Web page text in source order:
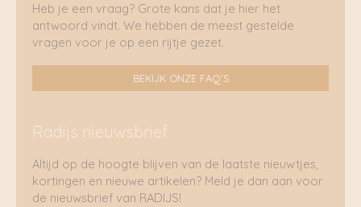
Heb je een vraag? Grote kans dat je hier het
antwoord vindt. We hebben de meest gestelde
vragen voor je op een rijtje gezet.
BEKIJK ONZE FAQ'S
Radijs nieuwsbrief
Altijd op de hoogte blijven van de laatste nieuwtjes,
kortingen en nieuwe artikelen? Meld je dan aan voor
de nieuwsbrief van RADIJS!